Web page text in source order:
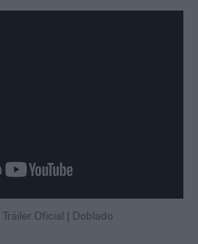
Oficial | Doblado